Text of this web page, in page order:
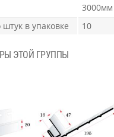
3000мм
штук в упаковке
10
ЭТОЙ ГРУППЫ